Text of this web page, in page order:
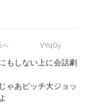
へ VYqGy
もしない上に会話劇
ゃあピッチ大ジョッ